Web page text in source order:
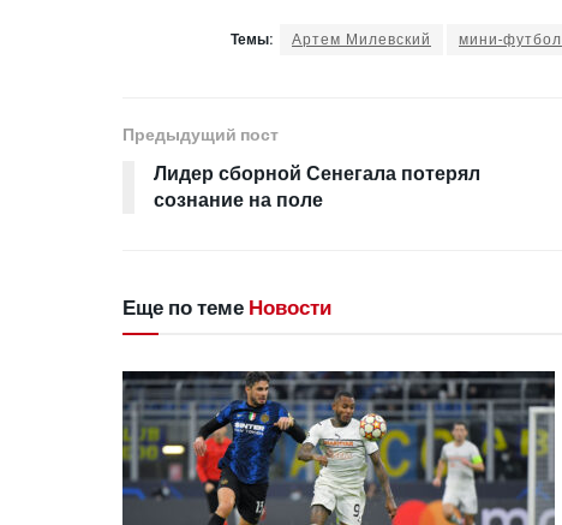
Темы: Артем Милевский мини-футбол
Предыдущий пост
Лидер сборной Сенегала потерял
сознание на поле
Еще по теме Новости